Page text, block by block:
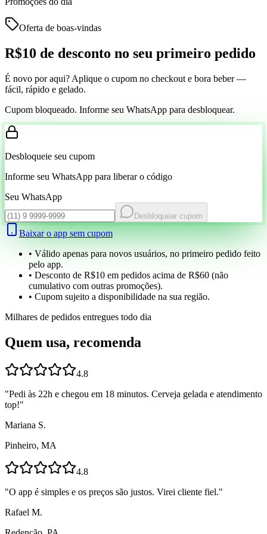
Oferta de boas-vindas
R$10 de desconto no seu primeiro pedido
É novo por aqui? Aplique o cupom no checkout e bora beber —
fácil, rápido e gelado.
Cupom bloqueado. Informe seu WhatsApp para desbloquear.
Desbloqueie seu cupom
Informe seu WhatsApp para liberar o código
Seu WhatsApp
Desbloquear cupom
Baixar o app sem cupom
• Válido apenas para novos usuários, no primeiro pedido feito
pelo app.
• Desconto de R$10 em pedidos acima de R$60 (não
cumulativo com outras promoções).
• Cupom sujeito a disponibilidade na sua região.
Milhares de pedidos entregues todo dia
Quem usa, recomenda
4.8
"Pedi às 22h e chegou em 18 minutos. Cerveja gelada e atendimento
top!"
Mariana S.
Pinheiro, MA
4.8
"O app é simples e os preços são justos. Virei cliente fiel."
Rafael M.